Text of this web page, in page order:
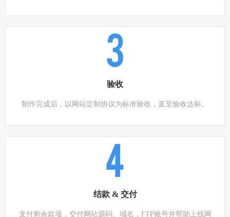
3
验收
制作完成后，以网站定制协议为标准验收，直至验收达标。
4
结款 & 交付
支付剩余款项，交付网站源码、域名，FTP账号并帮助上线网